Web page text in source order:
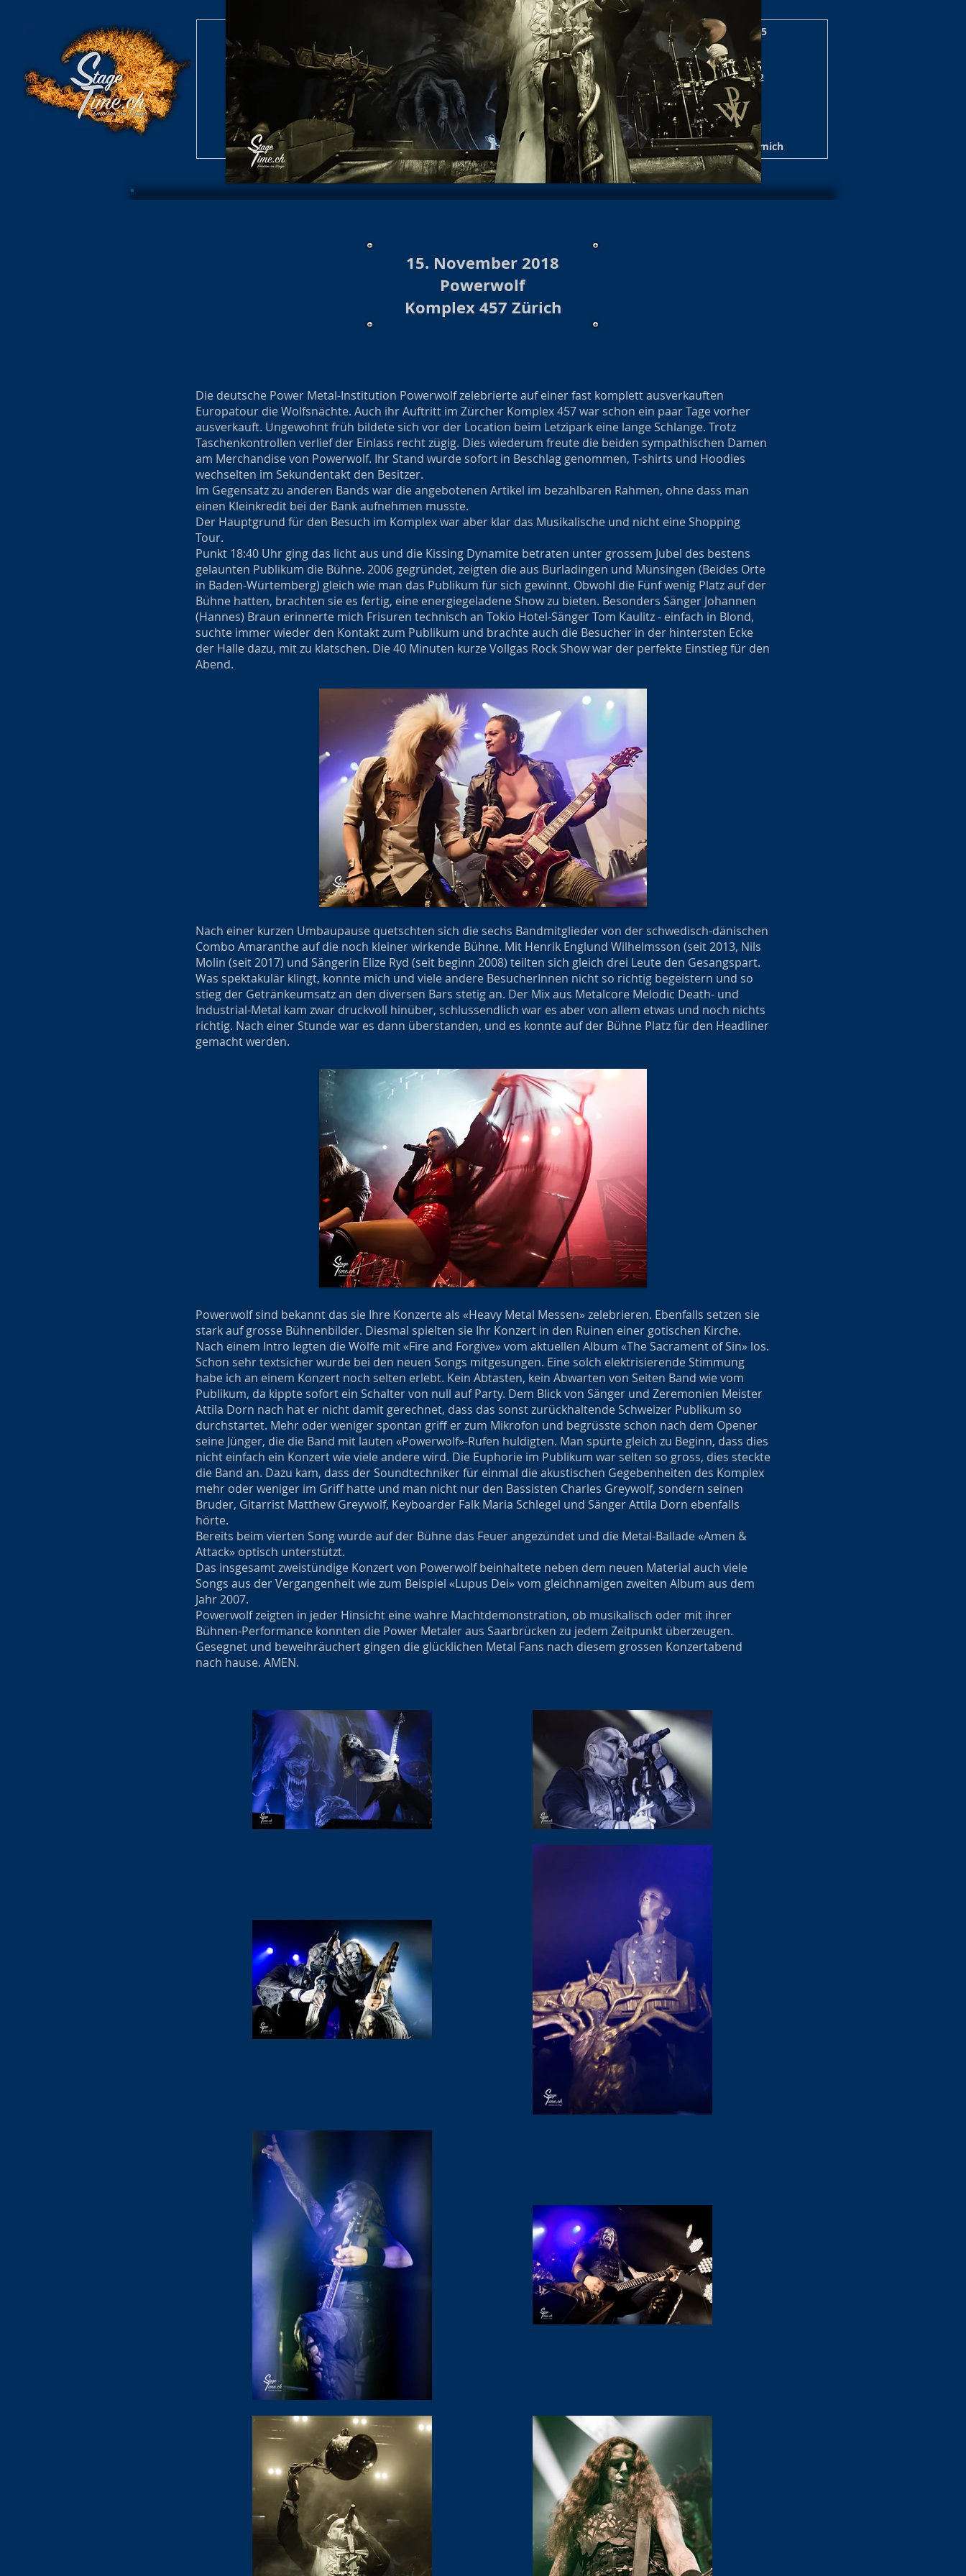
Konzert/Show 2026 Baloise Session
Konzerte/Shows Archiv 2025
Konzert /Show Archiv 2024
Konzerte/Shows Archiv 2023
Burlesque Shows 2024/25 Archiv
Burlesque Shows 2023/24 Archiv
Burlesque Shows 2022/23 Archiv
Konzert/Shows Archiv 2022
Archiv Burlesque 2020/21/22
Konzerte/ Shows Archiv 2021
Konzerte / Show Archiv 2020
Konzerte /Show Archiv 2019
Konzert Archiv 2018
Burlesque Shows Archiv 2019/20
Burlesque Revues Archiv 2018/19
Burlesque Revue Archiv 2017/18 Konzert Archiv 2017 Über mich
15. November 2018
Powerwolf
Komplex 457 Zürich
Die deutsche Power Metal-Institution Powerwolf zelebrierte auf einer fast komplett ausverkauften
Europatour die Wolfsnächte. Auch ihr Auftritt im Zürcher Komplex 457 war schon ein paar Tage vorher
ausverkauft. Ungewohnt früh bildete sich vor der Location beim Letzipark eine lange Schlange. Trotz
Taschenkontrollen verlief der Einlass recht zügig. Dies wiederum freute die beiden sympathischen Damen
am Merchandise von Powerwolf. Ihr Stand wurde sofort in Beschlag genommen, T-shirts und Hoodies
wechselten im Sekundentakt den Besitzer.
Im Gegensatz zu anderen Bands war die angebotenen Artikel im bezahlbaren Rahmen, ohne dass man
einen Kleinkredit bei der Bank aufnehmen musste.
Der Hauptgrund für den Besuch im Komplex war aber klar das Musikalische und nicht eine Shopping
Tour.
Punkt 18:40 Uhr ging das licht aus und die Kissing Dynamite betraten unter grossem Jubel des bestens
gelaunten Publikum die Bühne. 2006 gegründet, zeigten die aus Burladingen und Münsingen (Beides Orte
in Baden-Würtemberg) gleich wie man das Publikum für sich gewinnt. Obwohl die Fünf wenig Platz auf der
Bühne hatten, brachten sie es fertig, eine energiegeladene Show zu bieten. Besonders Sänger Johannen
(Hannes) Braun erinnerte mich Frisuren technisch an Tokio Hotel-Sänger Tom Kaulitz - einfach in Blond,
suchte immer wieder den Kontakt zum Publikum und brachte auch die Besucher in der hintersten Ecke
der Halle dazu, mit zu klatschen. Die 40 Minuten kurze Vollgas Rock Show war der perfekte Einstieg für den
Abend.
Nach einer kurzen Umbaupause quetschten sich die sechs Bandmitglieder von der schwedisch-dänischen
Combo Amaranthe auf die noch kleiner wirkende Bühne. Mit Henrik Englund Wilhelmsson (seit 2013, Nils
Molin (seit 2017) und Sängerin Elize Ryd (seit beginn 2008) teilten sich gleich drei Leute den Gesangspart.
Was spektakulär klingt, konnte mich und viele andere BesucherInnen nicht so richtig begeistern und so
stieg der Getränkeumsatz an den diversen Bars stetig an. Der Mix aus Metalcore Melodic Death- und
Industrial-Metal kam zwar druckvoll hinüber, schlussendlich war es aber von allem etwas und noch nichts
richtig. Nach einer Stunde war es dann überstanden, und es konnte auf der Bühne Platz für den Headliner
gemacht werden.
Powerwolf sind bekannt das sie Ihre Konzerte als «Heavy Metal Messen» zelebrieren. Ebenfalls setzen sie
stark auf grosse Bühnenbilder. Diesmal spielten sie Ihr Konzert in den Ruinen einer gotischen Kirche.
Nach einem Intro legten die Wölfe mit «Fire and Forgive» vom aktuellen Album «The Sacrament of Sin» los.
Schon sehr textsicher wurde bei den neuen Songs mitgesungen. Eine solch elektrisierende Stimmung
habe ich an einem Konzert noch selten erlebt. Kein Abtasten, kein Abwarten von Seiten Band wie vom
Publikum, da kippte sofort ein Schalter von null auf Party. Dem Blick von Sänger und Zeremonien Meister
Attila Dorn nach hat er nicht damit gerechnet, dass das sonst zurückhaltende Schweizer Publikum so
durchstartet. Mehr oder weniger spontan griff er zum Mikrofon und begrüsste schon nach dem Opener
seine Jünger, die die Band mit lauten «Powerwolf»-Rufen huldigten. Man spürte gleich zu Beginn, dass dies
nicht einfach ein Konzert wie viele andere wird. Die Euphorie im Publikum war selten so gross, dies steckte
die Band an. Dazu kam, dass der Soundtechniker für einmal die akustischen Gegebenheiten des Komplex
mehr oder weniger im Griff hatte und man nicht nur den Bassisten Charles Greywolf, sondern seinen
Bruder, Gitarrist Matthew Greywolf, Keyboarder Falk Maria Schlegel und Sänger Attila Dorn ebenfalls
hörte.
Bereits beim vierten Song wurde auf der Bühne das Feuer angezündet und die Metal-Ballade «Amen &
Attack» optisch unterstützt.
Das insgesamt zweistündige Konzert von Powerwolf beinhaltete neben dem neuen Material auch viele
Songs aus der Vergangenheit wie zum Beispiel «Lupus Dei» vom gleichnamigen zweiten Album aus dem
Jahr 2007.
Powerwolf zeigten in jeder Hinsicht eine wahre Machtdemonstration, ob musikalisch oder mit ihrer
Bühnen-Performance konnten die Power Metaler aus Saarbrücken zu jedem Zeitpunkt überzeugen.
Gesegnet und beweihräuchert gingen die glücklichen Metal Fans nach diesem grossen Konzertabend
nach hause. AMEN.